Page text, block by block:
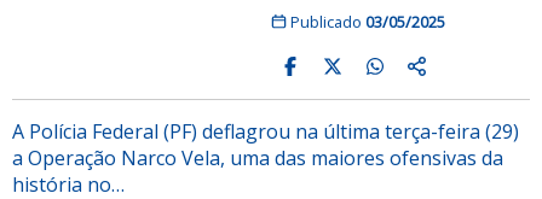
Publicado 03/05/2025
A Polícia Federal (PF) deflagrou na última terça-feira (29)
a Operação Narco Vela, uma das maiores ofensivas da
história no…